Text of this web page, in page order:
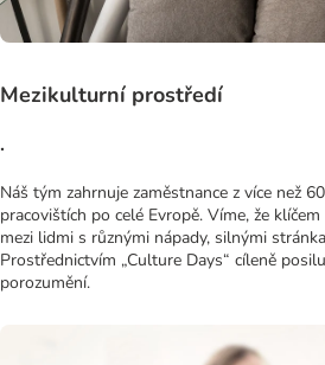
Mezikulturní prostředí
.
Náš tým zahrnuje zaměstnance z více než
pracovištích po celé Evropě. Víme, že
mezi lidmi s různými nápady, silnými
Prostřednictvím „Culture Days“ cíleně
porozumění.